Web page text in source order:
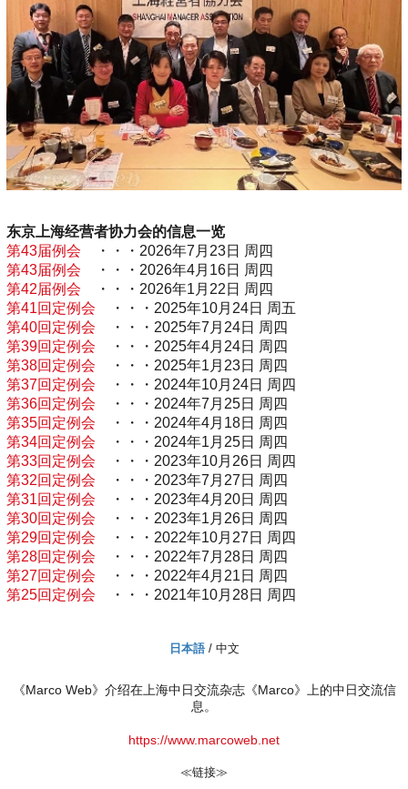
东京上海经营者协力会的信息一览
第43届例会 ・・・2026年7月23日 周四
第43届例会 ・・・2026年4月16日 周四
第42届例会 ・・・2026年1月22日 周四
第41回定例会 ・・・2025年10月24日 周五
第40回定例会 ・・・2025年7月24日 周四
第39回定例会 ・・・2025年4月24日 周四
第38回定例会 ・・・2025年1月23日 周四
第37回定例会 ・・・2024年10月24日 周四
第36回定例会 ・・・2024年7月25日 周四
第35回定例会 ・・・2024年4月18日 周四
第34回定例会 ・・・2024年1月25日 周四
第33回定例会 ・・・2023年10月26日 周四
第32回定例会 ・・・2023年7月27日 周四
第31回定例会 ・・・2023年4月20日 周四
第30回定例会 ・・・2023年1月26日 周四
第29回定例会 ・・・2022年10月27日 周四
第28回定例会 ・・・2022年7月28日 周四
第27回定例会 ・・・2022年4月21日 周四
第25回定例会 ・・・2021年10月28日 周四
日本語/ 中文
《Marco Web》介绍在上海中日交流杂志《Marco》上的中日交流信
息。
https://www.marcoweb.net
≪链接≫